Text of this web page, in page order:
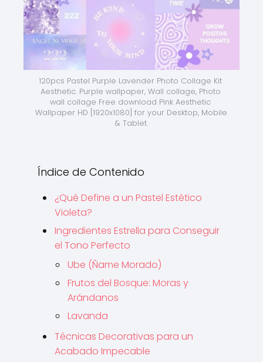
120pcs Pastel Purple Lavender Photo Collage Kit
Aesthetic. Purple wallpaper, Wall collage, Photo
wall collage Free download Pink Aesthetic
Wallpaper HD [1920x1080] for your Desktop, Mobile
& Tablet.
Índice de Contenido
¿Qué Define a un Pastel Estético
Violeta?
Ingredientes Estrella para Conseguir
el Tono Perfecto
Ube (Ñame Morado)
Frutos del Bosque: Moras y
Arándanos
Lavanda
Técnicas Decorativas para un
Acabado Impecable